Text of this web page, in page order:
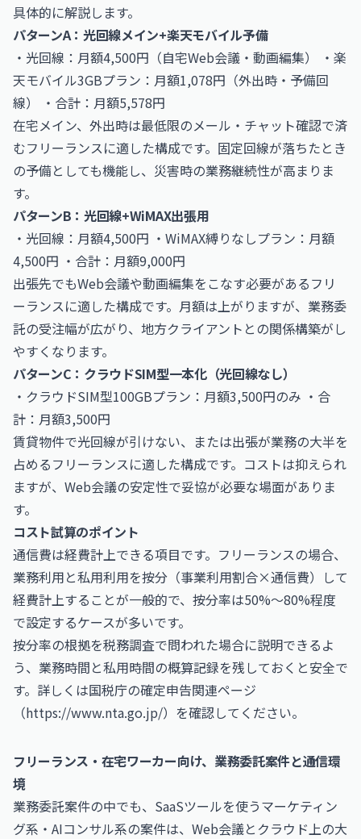
具体的に解説します。
パターンA：光回線メイン+楽天モバイル予備
・光回線：月額4,500円（自宅Web会議・動画編集） ・楽
天モバイル3GBプラン：月額1,078円（外出時・予備回
線） ・合計：月額5,578円
在宅メイン、外出時は最低限のメール・チャット確認で済
むフリーランスに適した構成です。固定回線が落ちたとき
の予備としても機能し、災害時の業務継続性が高まりま
す。
パターンB：光回線+WiMAX出張用
・光回線：月額4,500円 ・WiMAX縛りなしプラン：月額
4,500円 ・合計：月額9,000円
出張先でもWeb会議や動画編集をこなす必要があるフリ
ーランスに適した構成です。月額は上がりますが、業務委
託の受注幅が広がり、地方クライアントとの関係構築がし
やすくなります。
パターンC：クラウドSIM型一本化（光回線なし）
・クラウドSIM型100GBプラン：月額3,500円のみ ・合
計：月額3,500円
賃貸物件で光回線が引けない、または出張が業務の大半を
占めるフリーランスに適した構成です。コストは抑えられ
ますが、Web会議の安定性で妥協が必要な場面がありま
す。
コスト試算のポイント
通信費は経費計上できる項目です。フリーランスの場合、
業務利用と私用利用を按分（事業利用割合×通信費）して
経費計上することが一般的で、按分率は50%〜80%程度
で設定するケースが多いです。
按分率の根拠を税務調査で問われた場合に説明できるよ
う、業務時間と私用時間の概算記録を残しておくと安全で
す。詳しくは国税庁の確定申告関連ページ
（https://www.nta.go.jp/）を確認してください。
フリーランス・在宅ワーカー向け、業務委託案件と通信環
境
業務委託案件の中でも、SaaSツールを使うマーケティン
グ系・AIコンサル系の案件は、Web会議とクラウド上の大